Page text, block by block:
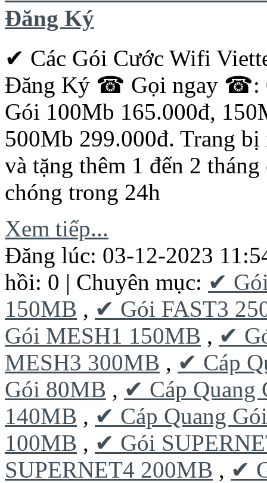
Đăng Ký
✔ Các Gói Cước Wifi
Đăng Ký ☎ Gọi ngay ☎:
Gói 100Mb 165.000đ,
500Mb 299.000đ. Trang
và tặng thêm 1 đến 2
chóng trong 24h
Xem tiếp...
Đăng lúc: 03-12-2023
hồi: 0 | Chuyên mục: ✔
150MB , ✔ Gói FAST3
Gói MESH1 150MB , ✔
MESH3 300MB , ✔ Cáp
Gói 80MB , ✔ Cáp Quang
140MB , ✔ Cáp Quang
100MB , ✔ Gói
SUPERNET4 200MB , ✔